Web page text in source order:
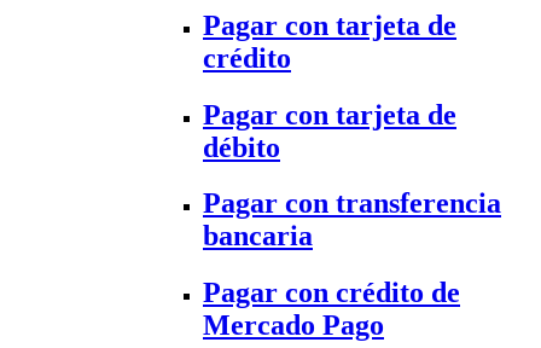
Pagar con tarjeta de
crédito
Pagar con tarjeta de
débito
Pagar con transferencia
bancaria
Pagar con crédito de
Mercado Pago